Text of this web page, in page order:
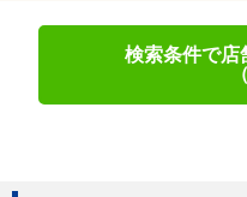
検索条件で店